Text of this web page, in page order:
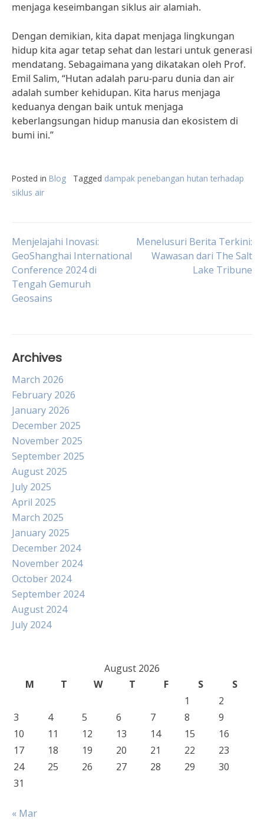
menjaga keseimbangan siklus air alamiah.
Dengan demikian, kita dapat menjaga lingkungan
hidup kita agar tetap sehat dan lestari untuk generasi
mendatang. Sebagaimana yang dikatakan oleh Prof.
Emil Salim, “Hutan adalah paru-paru dunia dan air
adalah sumber kehidupan. Kita harus menjaga
keduanya dengan baik untuk menjaga
keberlangsungan hidup manusia dan ekosistem di
bumi ini.”
Posted in Blog Tagged dampak penebangan hutan terhadap
siklus air
Post
navigation
Menjelajahi Inovasi:
GeoShanghai International
Conference 2024 di
Tengah Gemuruh
Geosains
Menelusuri Berita Terkini:
Wawasan dari The Salt
Lake Tribune
Archives
March 2026
February 2026
January 2026
December 2025
November 2025
September 2025
August 2025
July 2025
April 2025
March 2025
January 2025
December 2024
November 2024
October 2024
September 2024
August 2024
July 2024
August 2026
M
T W T F S
S
1
2
3
4 5 6 7 8
9
10
11 12 13 14 15
16
17
18 19 20 21 22
23
24
25 26 27 28 29
30
31
« Mar